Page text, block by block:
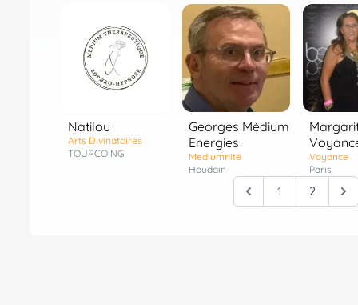
Natilou
Arts Divinatoires
TOURCOING
Georges Médium
Energies
Mediumnité
Houdain
Voyance
Paris
1 2